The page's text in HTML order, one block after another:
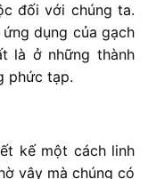
đối với chúng ta.
dụng của gạch
là ở những thành
phức tạp.
kế một cách linh
vậy mà chúng có